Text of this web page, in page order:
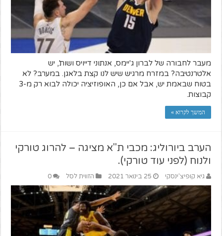
מעבר לחבורה של לברון ג'יימס, אנתוני דייויס ושות', יש
אלטרנטיבה? במזרח מרגיש שיש לנו קצת בלאגן. במערב? לא
בטוח שבאמת יש, אבל אם כן, האופוזיציה יכולה לבוא רק מ-3
קבוצות.
המשך לקרוא »
הערב ביורוליג: מכבי ת"א מציגה – להרוג טורקי
ולנוח (לפני עוד טורקי).
גיא קופיצ'ינסקי 25 בינואר 2021 הזווית לסל 0